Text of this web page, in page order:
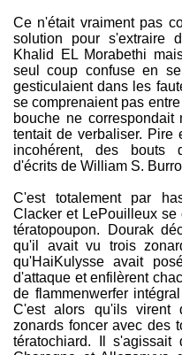
Ce n'était vraiment pas
solution pour s'extraire
Khalid EL Morabethi
seul coup confuse en
gesticulaient dans les
se comprenaient pas
bouche ne
tentait de verbaliser. Pire
incohérent, des bouts
d'écrits de William S.
C'est totalement par
Clacker et LePouilleux se
tératopoupon. Dourak
qu'il avait vu trois
qu'HaiKulysse avait
d'attaque et enfilèrent
de flammenwerfer
C'est alors qu'ils virent
zonards foncer avec des
tératochiard. Il